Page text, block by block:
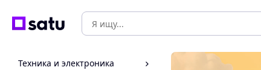
Техника и электроника